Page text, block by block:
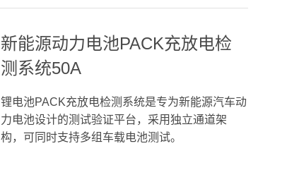
新能源动力电池PACK充放电检
测系统50A
锂电池PACK充放电检测系统是专为新能源汽车动
力电池设计的测试验证平台，采用独立通道架
构，可同时支持多组车载电池测试。